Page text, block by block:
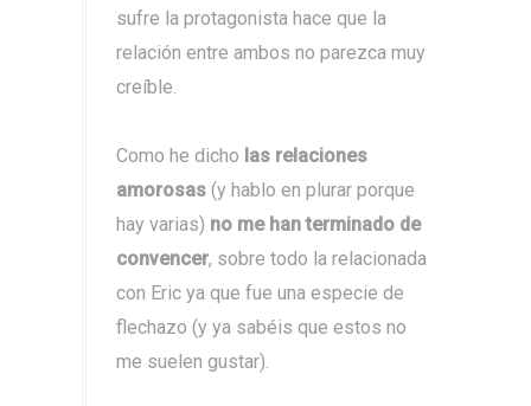
sufre la protagonista hace que la
relación entre ambos no parezca muy
creíble.
Como he dicho las relaciones
amorosas (y hablo en plurar porque
hay varias) no me han terminado de
convencer, sobre todo la relacionada
con Eric ya que fue una especie de
flechazo (y ya sabéis que estos no
me suelen gustar).